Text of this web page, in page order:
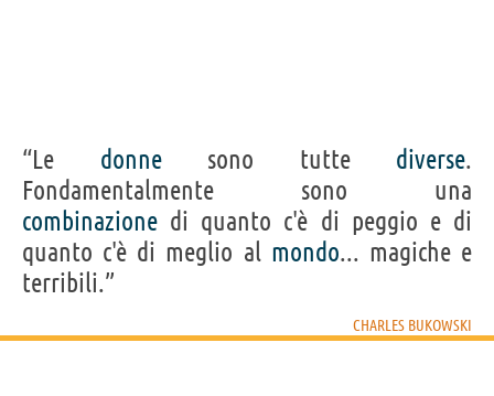
“Le donnesono tutte diverse.
Fondamentalmente sono una
combinazione di quanto c'è di peggio e di
quanto c'è di meglio al mondo... magiche e
terribili.”
CHARLES BUKOWSKI